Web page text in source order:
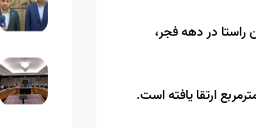
راستا در دهه فجر،
با اجرای طرح‌های آموزشی، اکنون سرانه فضای آموزشی استان بوشهر از ۵.۸۵ مترمربع به ۶.۹ مترمربع ارتقا یافته است.